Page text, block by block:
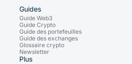
Guides
Guide Web3
Guide Crypto
Guide des portefeuilles
Guide des exchanges
Glossaire crypto
Newsletter
Plus